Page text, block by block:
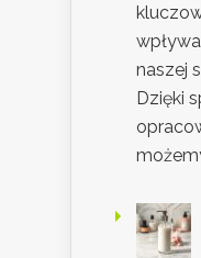
naszej
Dzięki